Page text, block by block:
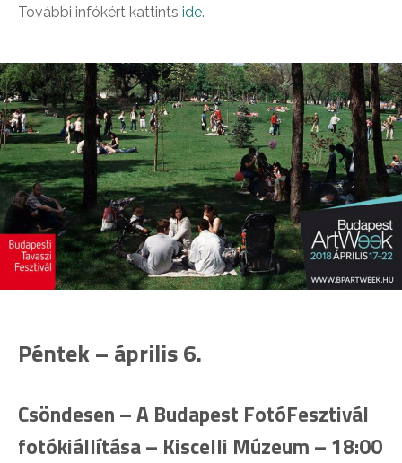
További infókért kattints ide.
Péntek – április 6.
Csöndesen – A Budapest FotóFesztivál
fotókiállítása – Kiscelli Múzeum – 18:00